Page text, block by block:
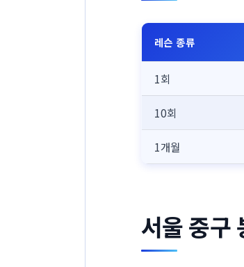
레슨 종류
1회
10회
1개월
서울 중구